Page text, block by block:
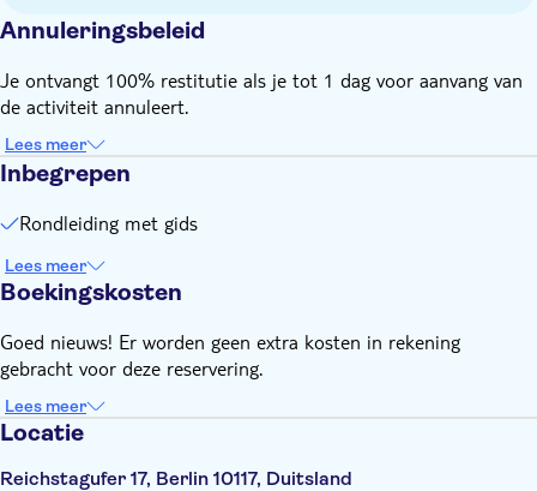
Annuleringsbeleid
Je ontvangt 100% restitutie als je tot 1 dag voor aanvang van
de activiteit annuleert.
Lees meer
Inbegrepen
Rondleiding met gids
Lees meer
Boekingskosten
Goed nieuws! Er worden geen extra kosten in rekening
gebracht voor deze reservering.
Lees meer
Locatie
Reichstagufer 17, Berlin 10117, Duitsland